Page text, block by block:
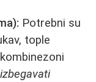
Potrebni su
tople
izbegavati